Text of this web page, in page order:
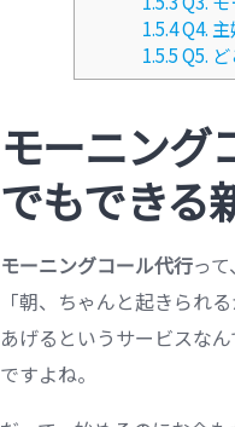
1.5.4Q4. 主
1.5.5Q5.
モーニング
でもできる
モーニングコール代行っ
「朝、ちゃんと起きられ
あげるというサービスな
ですよね。